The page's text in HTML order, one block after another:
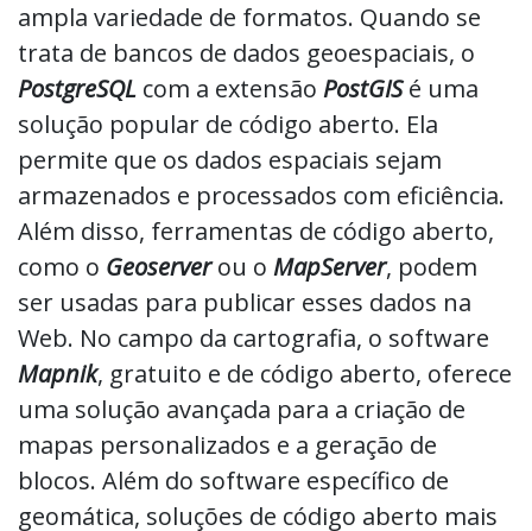
ampla variedade de formatos. Quando se
trata de bancos de dados geoespaciais, o
PostgreSQL com a extensão PostGISé uma
solução popular de código aberto. Ela
permite que os dados espaciais sejam
armazenados e processados com eficiência.
Além disso, ferramentas de código aberto,
como o Geoserverou o MapServer, podem
ser usadas para publicar esses dados na
Web. No campo da cartografia, o software
Mapnik, gratuito e de código aberto, oferece
uma solução avançada para a criação de
mapas personalizados e a geração de
blocos. Além do software específico de
geomática, soluções de código aberto mais